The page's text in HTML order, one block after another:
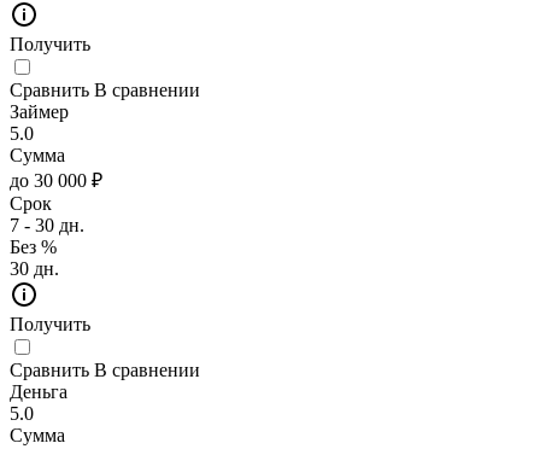
Получить
Сравнить В сравнении
Займер
5.0
Сумма
до 30 000 ₽
Срок
7 - 30 дн.
Без %
30 дн.
Получить
Сравнить В сравнении
Деньга
5.0
Сумма